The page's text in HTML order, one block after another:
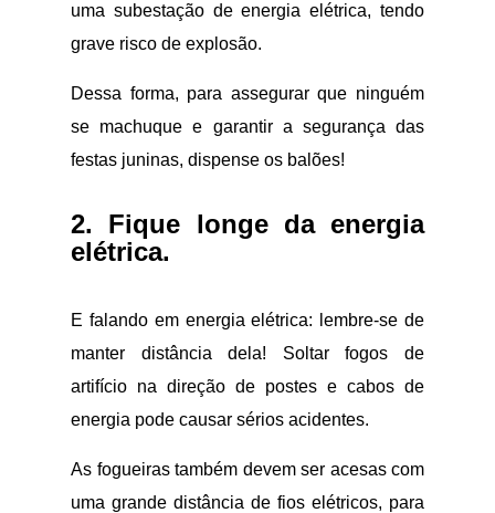
uma subestação de energia elétrica, tendo
grave risco de explosão.
Dessa forma, para assegurar que ninguém
se machuque e garantir a segurança das
festas juninas, dispense os balões!
2. Fique longe da energia
elétrica.
E falando em energia elétrica: lembre-se de
manter distância dela! Soltar fogos de
artifício na direção de postes e cabos de
energia pode causar sérios acidentes.
As fogueiras também devem ser acesas com
uma grande distância de fios elétricos, para